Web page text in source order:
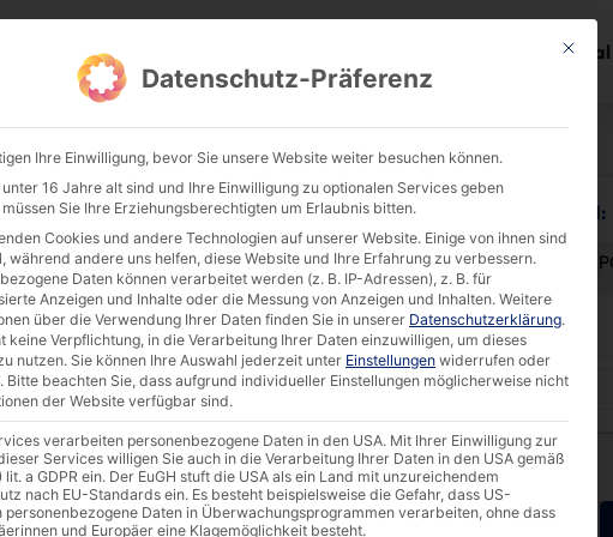
Products Company & Legal
Certifications Success Stories
Search by Brand:
AKHET®faytech®
Search:
Package Size Categories Update Date
MB
BoxFlex,Brochures &
6 August 2026
This
Datenschutz-Präferenz
Ihre Einwilligung, bevor Sie unsere Website weiter besuchen können.
unter 16 Jahre alt sind und Ihre Einwilligung zu optionalen Services geben
Sie Ihre Erziehungsberechtigten um Erlaubnis bitten.
Cookies und andere Technologien auf unserer Website. Einige von ihnen sind
während andere uns helfen, diese Website und Ihre Erfahrung zu verbessern.
Daten können verarbeitet werden (z. B. IP-Adressen), z. B. für
Anzeigen und Inhalte oder die Messung von Anzeigen und Inhalten. Weitere
über die Verwendung Ihrer Daten finden Sie in unserer Datenschutzerklärung.
keine Verpflichtung, in die Verarbeitung Ihrer Daten einzuwilligen, um dieses
nutzen. Sie können Ihre Auswahl jederzeit unter Einstellungen widerrufen oder
Bitte beachten Sie, dass aufgrund individueller Einstellungen möglicherweise nicht
der Website verfügbar sind.
verarbeiten personenbezogene Daten in den USA. Mit Ihrer Einwilligung zur
Services willigen Sie auch in die Verarbeitung Ihrer Daten in den USA gemäß
lit. a GDPR ein. Der EuGH stuft die USA als ein Land mit unzureichendem
nach EU-Standards ein. Es besteht beispielsweise die Gefahr, dass US-
personenbezogene Daten in Überwachungsprogrammen verarbeiten, ohne dass
und Europäer eine Klagemöglichkeit besteht.